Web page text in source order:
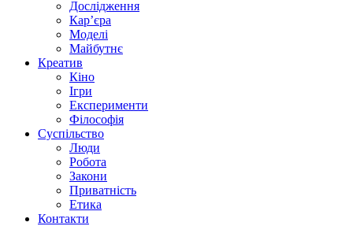
Дослідження
Кар’єра
Моделі
Майбутнє
Креатив
Кіно
Ігри
Експерименти
Філософія
Суспільство
Люди
Робота
Закони
Приватність
Етика
Контакти